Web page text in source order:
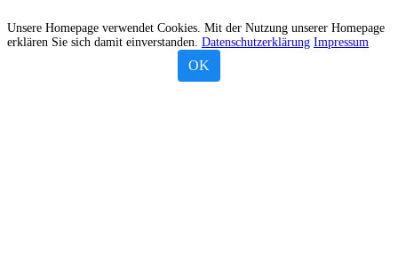
Unsere Homepage verwendet Cookies. Mit der Nutzung unserer Homepage
erklären Sie sich damit einverstanden. Datenschutzerklärung Impressum
OK